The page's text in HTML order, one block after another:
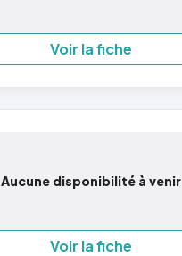
Voir la fiche
Aucune disponibilité à venir
Voir la fiche